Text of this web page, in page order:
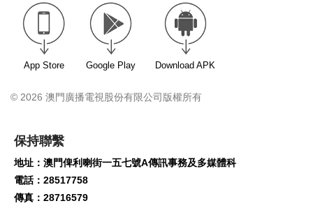
App Store Google Play Download APK
© 2026 澳門廣播電視股份有限公司版權所有
保持聯繫
地址：澳門俾利喇街一五七號A傳訊事務及多媒體科
電話：28517758
傳真：28716579